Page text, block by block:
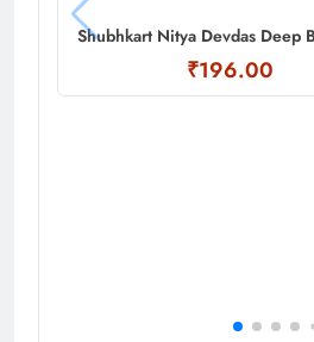
Shubhkart Nitya Devdas Deep
₹196.00